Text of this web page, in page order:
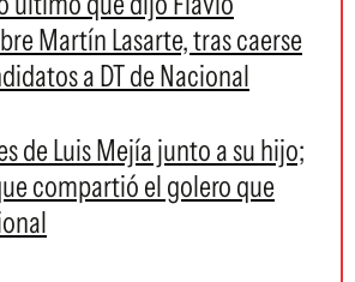
Martín Lasarte, tras caerse
a DT de Nacional
de Luis Mejía junto a su hijo;
compartió el golero que